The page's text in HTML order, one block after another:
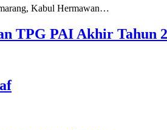
Kabul Hermawan…
TPG PAI Akhir Tahun